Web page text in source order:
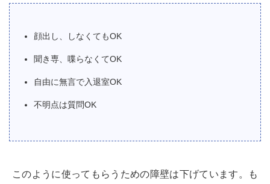
顔出し、しなくてもOK
聞き専、喋らなくてOK
自由に無言で入退室OK
不明点は質問OK
このように使ってもらうための障壁は下げています。も